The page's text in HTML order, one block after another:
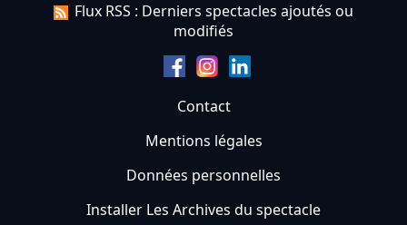
Flux RSS : Derniers spectacles ajoutés ou
modifiés
Contact
Mentions légales
Données personnelles
Installer Les Archives du spectacle